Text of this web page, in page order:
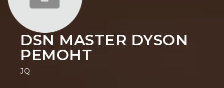
DSN MASTER DYSON
РЕМОНТ
JQ